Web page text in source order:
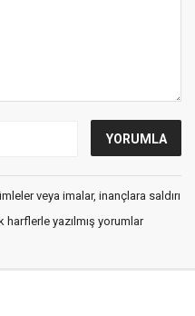
veya imalar, inançlara saldırı
harflerle yazılmış yorumlar